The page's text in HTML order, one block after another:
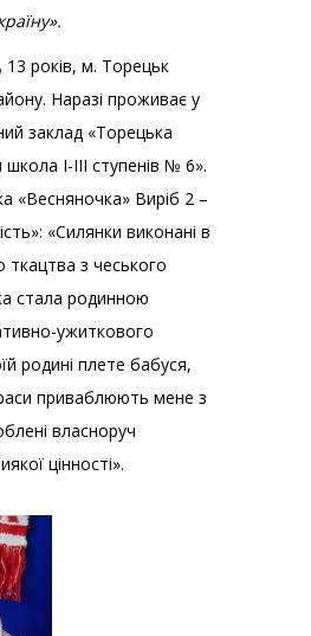
13 років, м. Торецьк
Наразі проживає у
заклад «Торецька
І-ІІІ ступенів № 6».
«Весняночка» Виріб 2 –
«Силянки виконані в
ткацтва з чеського
стала родинною
ужиткового
родині плете бабуся,
приваблюють мене з
власноруч
цінності».